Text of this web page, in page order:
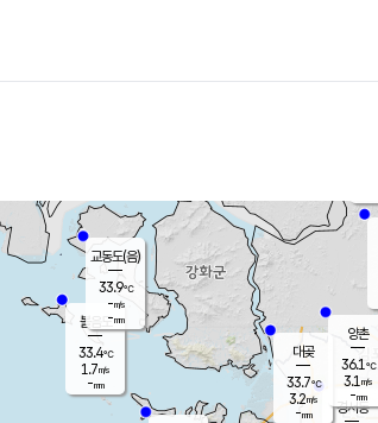
볼음도
33.4℃
1.7m/s
-mm
경서동
대곶
33.7℃
3.2m/s
-mm
양촌
36.1℃
3.1 m/s
-mm
교동도(음)
33.9℃
-m/s
-mm